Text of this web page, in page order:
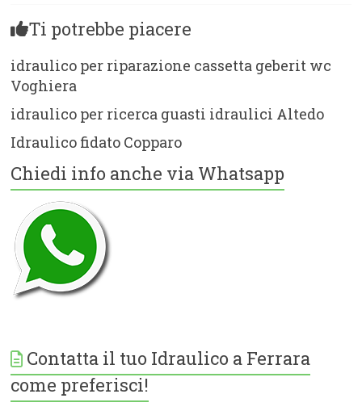
Ti potrebbe piacere
idraulico per riparazione cassetta geberit wc
Voghiera
idraulico per ricerca guasti idraulici Altedo
Idraulico fidato Copparo
Chiedi info anche via Whatsapp
Contatta il tuo Idraulico a Ferrara
come preferisci!